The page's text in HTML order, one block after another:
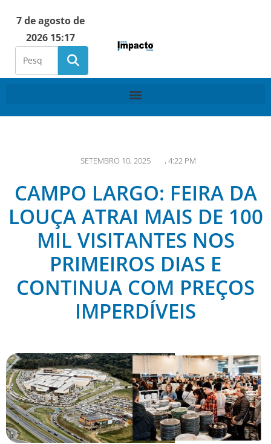
7 de agosto de
2026 15:17
SETEMBRO 10, 2025 , 4:22 PM
CAMPO LARGO: FEIRA DA
LOUÇA ATRAI MAIS DE 100
MIL VISITANTES NOS
PRIMEIROS DIAS E
CONTINUA COM PREÇOS
IMPERDÍVEIS